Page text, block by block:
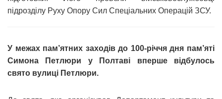
підрозділу Руху Опору Сил Спеціальних Операцій ЗСУ.
У межах пам’ятних заходів до 100-річчя дня пам’яті
Симона Петлюри у Полтаві вперше відбулось
свято вулиці Петлюри.